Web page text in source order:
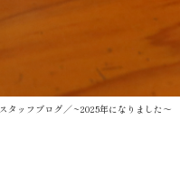
スタッフブログ ~2025年になりました～